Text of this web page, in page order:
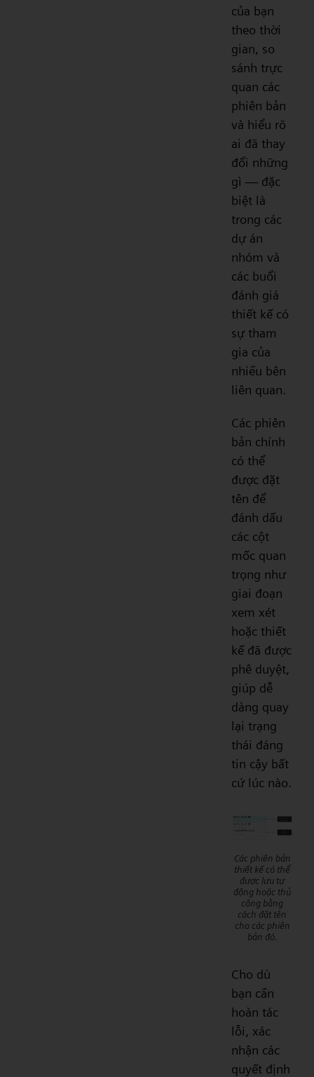
của bạn
theo thời
gian, so
sánh trực
quan các
phiên bản
và hiểu rõ
ai đã thay
đổi những
gì — đặc
biệt là
trong các
dự án
nhóm và
các buổi
đánh giá
thiết kế có
sự tham
gia của
nhiều bên
liên quan.
Các phiên
bản chính
có thể
được đặt
tên để
đánh dấu
các cột
mốc quan
trọng như
giai đoạn
xem xét
hoặc thiết
kế đã được
phê duyệt,
giúp dễ
dàng quay
lại trạng
thái đáng
tin cậy bất
cứ lúc nào.
Các phiên bản
thiết kế có thể
được lưu tự
động hoặc thủ
công bằng
cách đặt tên
cho các phiên
bản đó.
Cho dù
bạn cần
hoàn tác
lỗi, xác
nhận các
quyết định